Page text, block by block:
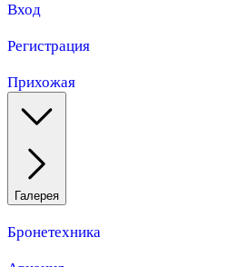
Вход
Регистрация
Прихожая
Галерея
Бронетехника